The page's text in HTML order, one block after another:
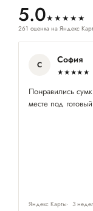
5.0★★★★★
261 оценка на Яндекс
С София
★★★★★
Понравились
месте под
Яндекс Карты 3